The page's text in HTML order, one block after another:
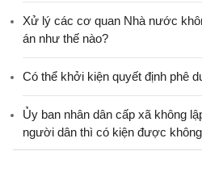
Xử lý các cơ quan Nhà nước
án như thế nào?
Có thể khởi kiện quyết định phê
Ủy ban nhân dân cấp xã không
người dân thì có kiện được